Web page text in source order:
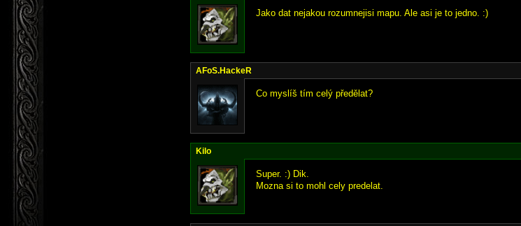
Jako dat nejakou rozumnejisi mapu. Ale asi je to jedno. :)
AFoS.HackeR
Co myslíš tím celý předělat?
Kilo
Super. :) Dik.
Mozna si to mohl cely predelat.